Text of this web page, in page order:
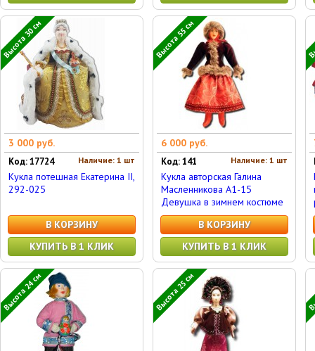
Высота 30 см
3 000 руб.
Наличие: 1 шт
Код: 17724
Кукла потешная Екатерина II,
292-025
В КОРЗИНУ
КУПИТЬ В 1 КЛИК
Высота 55 см
6 000 руб.
Наличие: 1 шт
Код: 141
Кукла авторская Галина
Масленникова А1-15
Девушка в зимнем костюме
В КОРЗИНУ
КУПИТЬ В 1 КЛИК
Высота 24 см Высота 25 см